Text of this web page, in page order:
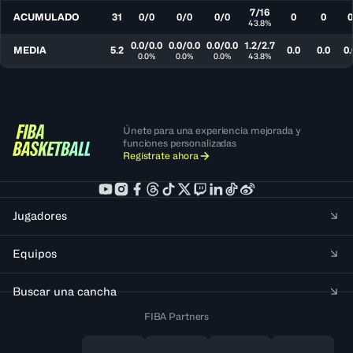
ACUMULADO 31 0/0 0/0 0/0 7/16
43.8% 0 0 0
MEDIA 5.2 0.0/0.0
0.0%
0.0/0.0
0.0%
0.0/0.0
0.0%
1.2/2.7
43.8% 0.0 0.0
Únete para una experiencia mejorada y
funciones personalizadas
Regístrate ahora
Jugadores
Equipos
Buscar una cancha
FIBA Partners